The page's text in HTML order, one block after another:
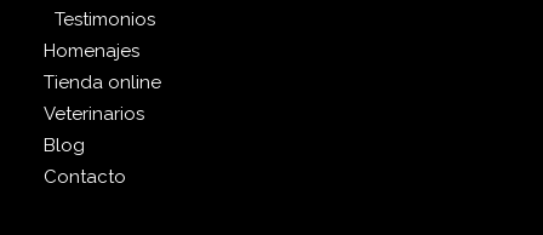
Testimonios
Homenajes
Tienda online
Veterinarios
Blog
Contacto